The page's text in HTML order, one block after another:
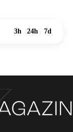
3h 24h 7d